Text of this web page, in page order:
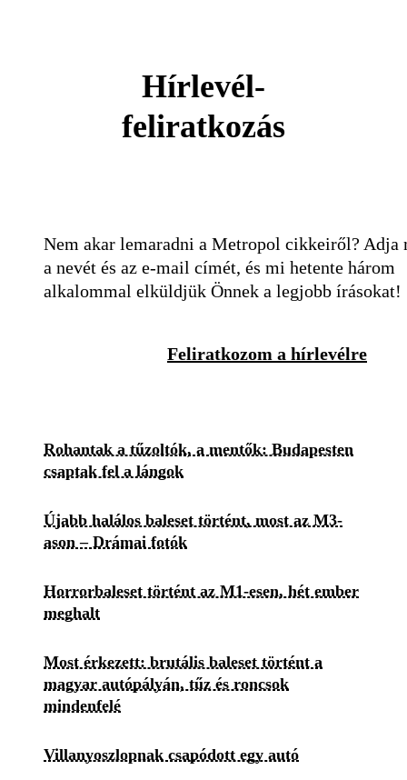
Hírlevél-
feliratkozás
Nem akar lemaradni a Metropol cikkeiről? Adja
a nevét és az e-mail címét, és mi hetente három
alkalommal elküldjük Önnek a legjobb írásokat!
Feliratkozom a hírlevélre
Rohantak a tűzoltók, a mentők: Budapesten
csaptak fel a lángok
Újabb halálos baleset történt, most az M3-
ason – Drámai fotók
Horrorbaleset történt az M1-esen, hét ember
meghalt
Most érkezett: brutális baleset történt a
magyar autópályán, tűz és roncsok
mindenfelé
Villanyoszlopnak csapódott egy autó